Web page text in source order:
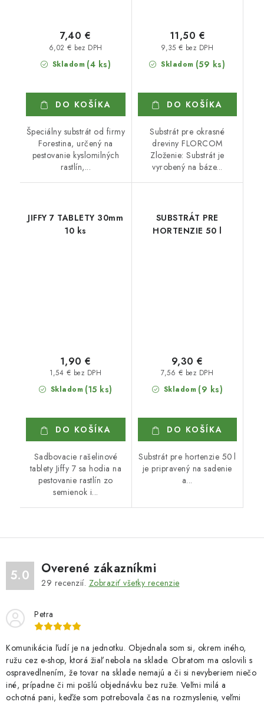
Skladom (4 ks)
6,02 € bez DPH
7,40 €
DO KOŠÍKA
Špeciálny substrát od firmy
Forestina, určený na
pestovanie kyslomilných
rastlín,...
Skladom (59 ks)
9,35 € bez DPH
11,50 €
DO KOŠÍKA
Substrát pre okrasné
dreviny FLORCOM
Zloženie: Substrát je
vyrobený na báze...
JIFFY 7 TABLETY 30mm
10 ks
Skladom (15 ks)
1,54 € bez DPH
1,90 €
DO KOŠÍKA
Sadbovacie rašelinové
tablety Jiffy 7 sa hodia na
pestovanie rastlín zo
semienok i...
SUBSTRÁT PRE
HORTENZIE 50 l
Skladom (9 ks)
7,56 € bez DPH
9,30 €
DO KOŠÍKA
Substrát pre hortenzie 50 l
je pripravený na sadenie
a...
5.0 Overené zákazníkmi
29 recenzií. Zobraziť všetky recenzie
Petra
Komunikácia ľudí je na jednotku. Objednala som si, okrem iného,
ružu cez e-shop, ktorá žiaľ nebola na sklade. Obratom ma oslovili s
ospravedlnením, že tovar na sklade nemajú a či si nevyberiem niečo
iné, prípadne či mi pošlú objednávku bez ruže. Veľmi milá a
ochotná pani, keďže som potrebovala čas na rozmyslenie, veľmi